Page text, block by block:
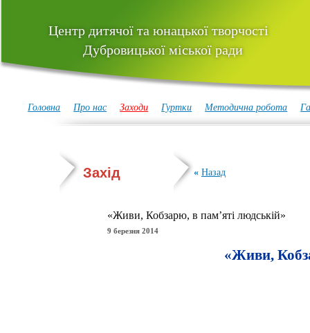
Центр дитячої та юнацької творчості
Дубровицької міської ради
Головна Про нас Заходи Гуртки Методична робота
Захід « Назад
«Живи, Кобзарю, в пам’яті людській»
9 березня 2014
«Живи,